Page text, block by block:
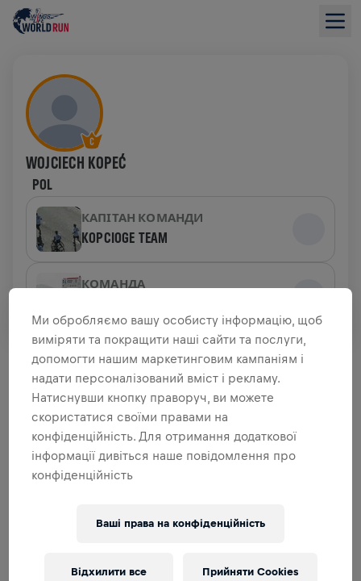
WOJCIECH KOPEĆ
POL
КАПІТАН КОМАНДИ
KOPCIOGE TEAM
КОМАНДА
ОГЛЯД ЗБОРУ КОШТІВ
ЗІБРАНО 0,00 USD З 0,00 USD ЦІЛЬ
ДОДАТКОВІ ВНЕСКИ
ЗРОБИТИ ДОДАТКОВИЙ ВНЕСОК
Ми обробляємо вашу особисту інформацію, щоб
виміряти та покращити наші сайти та послуги,
допомогти нашим маркетинговим кампаніям і
надати персоналізований вміст і рекламу.
Натиснувши кнопку праворуч, ви можете
скористатися своїми правами на
конфіденційність. Для отримання додаткової
інформації дивіться наше повідомлення про
конфіденційність
Ваші права на конфіденційність
Відхилити все Прийняти Cookies